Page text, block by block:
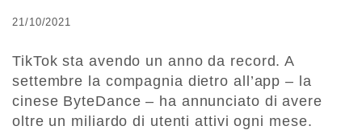
21/10/2021
TikTok sta avendo un anno da record. A
settembre la compagnia dietro all’app – la
cinese ByteDance – ha annunciato di avere
oltre un miliardo di utenti attivi ogni mese.